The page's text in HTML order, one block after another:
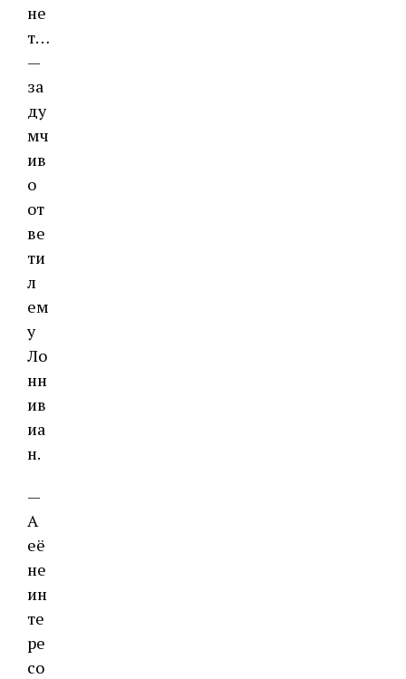
не
т…
—
за
ду
мч
ив
о
от
ве
ти
л
ем
у
Ло
нн
ив
иа
н.
—
А
её
не
ин
те
ре
со